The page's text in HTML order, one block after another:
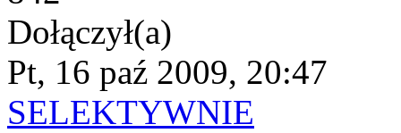
Dołączył(a)
Pt, 16 paź 2009, 20:47
SELEKTYWNIE